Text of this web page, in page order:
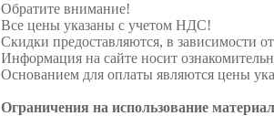
Обратите внимание!
Все цены указаны с учетом НДС!
Скидки предоставляются, в зависимости от
Информация на сайте носит
Основанием для оплаты являются цены
Ограничения на использование